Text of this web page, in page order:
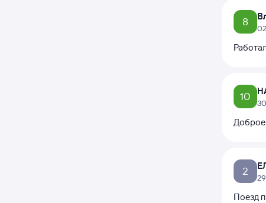
8
10
Доброе
2
Поезд